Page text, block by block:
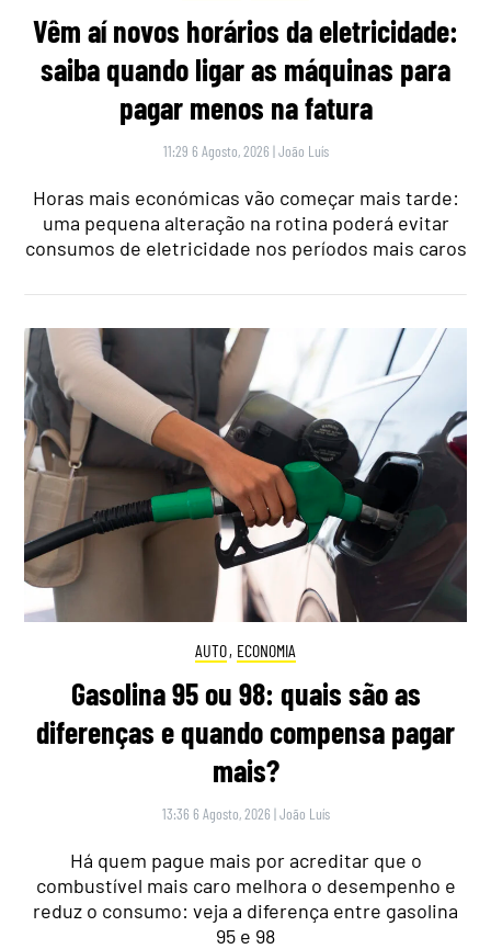
Vêm aí novos horários da eletricidade:
saiba quando ligar as máquinas para
pagar menos na fatura
11:29 6 Agosto, 2026 |João Luís
Horas mais económicas vão começar mais tarde:
uma pequena alteração na rotina poderá evitar
consumos de eletricidade nos períodos mais caros
AUTO, ECONOMIA
Gasolina 95 ou 98: quais são as
diferenças e quando compensa pagar
mais?
13:36 6 Agosto, 2026 |João Luís
Há quem pague mais por acreditar que o
combustível mais caro melhora o desempenho e
reduz o consumo: veja a diferença entre gasolina
95 e 98